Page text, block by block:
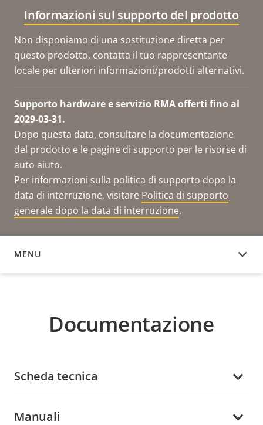
Informazioni sul supporto del prodotto
Non disponiamo di una sostituzione diretta per
questo prodotto, contatta il tuo rappresentante
locale per ulteriori informazioni/prodotti alternativi.
Supporto hardware e servizio RMA offerti fino al
2029-03-31.
Dopo questa data, consultare la documentazione
del prodotto e le pagine di supporto per le risorse di
auto aiuto.
Per informazioni sulla politica di supporto dopo la
data di interruzione, visitare Politica di supporto
generale dopo la data di interruzione.
MENU
DOCUMENTAZIONE
Documentazione
Scheda tecnica
Manuali